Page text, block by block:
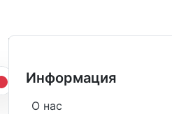
Информация
О нас